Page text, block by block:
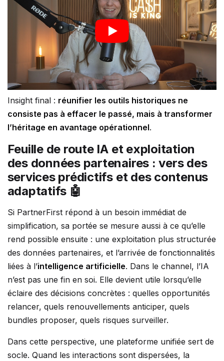
Insight final : réunifier les outils historiques ne
consiste pas à effacer le passé, mais à transformer
l’héritage en avantage opérationnel.
Feuille de route IA et exploitation
des données partenaires : vers des
services prédictifs et des contenus
adaptatifs 🤖
Si PartnerFirst répond à un besoin immédiat de
simplification, sa portée se mesure aussi à ce qu’elle
rend possible ensuite : une exploitation plus structurée
des données partenaires, et l’arrivée de fonctionnalités
liées à l’intelligence artificielle. Dans le channel, l’IA
n’est pas une fin en soi. Elle devient utile lorsqu’elle
éclaire des décisions concrètes : quelles opportunités
relancer, quels renouvellements anticiper, quels
bundles proposer, quels risques surveiller.
Dans cette perspective, une plateforme unifiée sert de
socle. Quand les interactions sont dispersées, la